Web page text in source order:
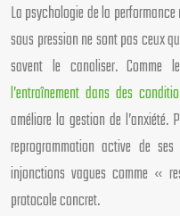
La psychologie de la
sous pression ne sont pas ceux
savent le canaliser.
l’entraînement dans des
améliore la gestion de
reprogrammation active de
injonctions vagues comme «
protocole concret.